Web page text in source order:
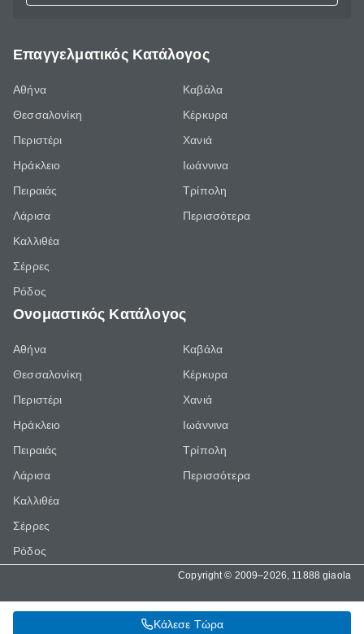
Κάλεσε Τώρα
Επαγγελματικός Κατάλογος
Αθήνα
Θεσσαλονίκη
Περιστέρι
Ηράκλειο
Πειραιάς
Λάρισα
Καλλιθέα
Σέρρες
Ρόδος
Καβάλα
Κέρκυρα
Χανιά
Ιωάννινα
Τρίπολη
Περισσότερα
Ονομαστικός Κατάλογος
Αθήνα
Θεσσαλονίκη
Περιστέρι
Ηράκλειο
Πειραιάς
Λάρισα
Καλλιθέα
Σέρρες
Ρόδος
Καβάλα
Κέρκυρα
Χανιά
Ιωάννινα
Τρίπολη
Περισσότερα
Copyright © 2009–2026, 11888 giaola